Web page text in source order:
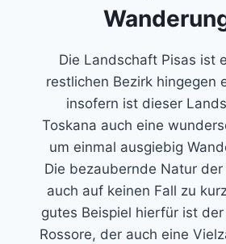
Die Landschaft Pisas ist
restlichen Bezirk hingegen
insofern ist dieser
Toskana auch eine
um einmal ausgiebig
Die bezaubernde Natur
auch auf keinen Fall zu
gutes Beispiel hierfür ist
Rossore, der auch eine